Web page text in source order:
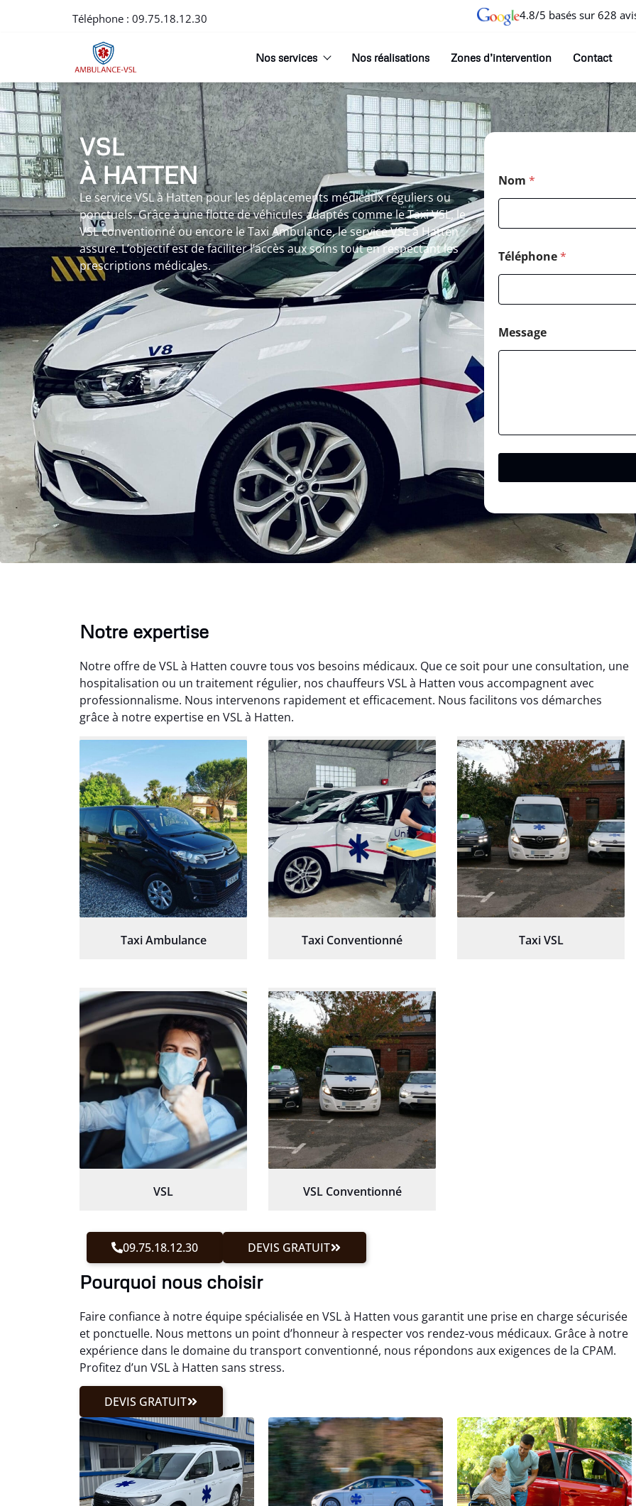
Téléphone : 09.75.18.12.30 4.8/5 basés sur 628
Nos services Nos réalisations Zones d’intervention Contact
VSL
À HATTEN
Le service VSL à Hatten pour les déplacements médicaux réguliers ou
ponctuels. Grâce à une flotte de véhicules adaptés comme le Taxi VSL, le
VSL conventionné ou encore le Taxi Ambulance, le service VSL à Hatten
assure. L’objectif est de faciliter l’accès aux soins tout en respectant les
prescriptions médicales.
Nom *
Téléphone*
Message
Notre expertise
Notre offre de VSL à Hatten couvre tous vos besoins médicaux. Que ce soit pour une consultation, une
hospitalisation ou un traitement régulier, nos chauffeurs VSL à Hatten vous accompagnent avec
professionnalisme. Nous intervenons rapidement et efficacement. Nous facilitons vos démarches
grâce à notre expertise en VSL à Hatten.
Taxi Ambulance Taxi Conventionné Taxi VSL
VSL VSL Conventionné
09.75.18.12.30 DEVIS GRATUIT
Pourquoi nous choisir
Faire confiance à notre équipe spécialisée en VSL à Hatten vous garantit une prise en charge sécurisée
et ponctuelle. Nous mettons un point d’honneur à respecter vos rendez-vous médicaux. Grâce à notre
expérience dans le domaine du transport conventionné, nous répondons aux exigences de la CPAM.
Profitez d’un VSL à Hatten sans stress.
DEVIS GRATUIT
Arnaud Deschamps
30 janvier 2025
Très satisfait du transport,
tout s’est bien déroulé.
Chauffeur à l’écoute et
patient.
Jérémy Ferrand
8 septembre 2024
Transport ponctuel et
personnel très attentionné.
Très satisfait du service.